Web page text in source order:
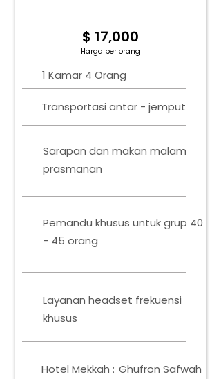
$ 17,000
Harga per orang
1 Kamar 4 Orang
Transportasi antar - jemput
Sarapan dan makan malam
prasmanan
Pemandu khusus untuk grup 40
- 45 orang
Layanan headset frekuensi
khusus
Hotel Mekkah : Ghufron Safwah